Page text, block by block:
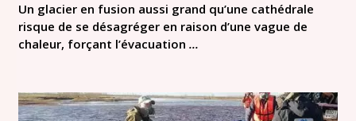
Un glacier en fusion aussi grand qu’une cathédrale
risque de se désagréger en raison d’une vague de
chaleur, forçant l’évacuation ...